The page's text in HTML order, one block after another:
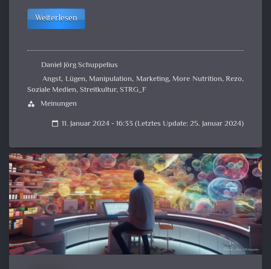
Weiterlesen
Daniel Jörg Schuppelius
Angst, Lügen, Manipulation, Marketing, More Nutrition,Rezo,
Soziale Medien,Streitkultur,STRG_F
category Meinungen
calendar_today 11. Januar 2024 - 16:33 (Letztes Update: 25. Januar 2024)